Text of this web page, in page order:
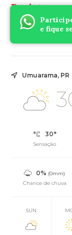
e fique
Projeto
energia
A Câmara analisa
Umuarama, PR
30°
Sensação
0% (0mm)
Chance de chuva
SUN